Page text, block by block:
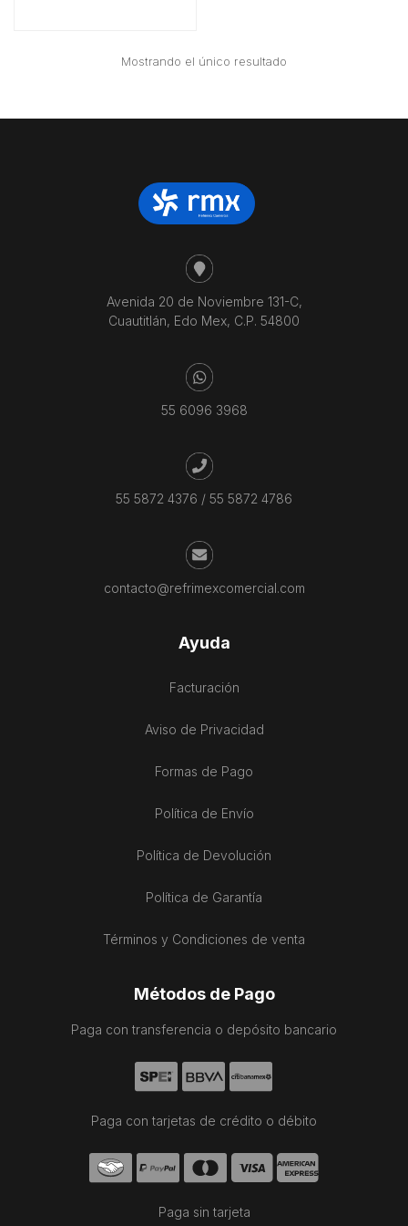
Mostrando el único resultado
Avenida 20 de Noviembre 131-C,
Cuautitlán, Edo Mex, C.P. 54800
55 6096 3968
55 5872 4376 / 55 5872 4786
contacto@refrimexcomercial.com
Ayuda
Facturación
Aviso de Privacidad
Formas de Pago
Política de Envío
Política de Devolución
Política de Garantía
Términos y Condiciones de venta
Métodos de Pago
Paga con transferencia o depósito bancario
Paga con tarjetas de crédito o débito
Paga sin tarjeta